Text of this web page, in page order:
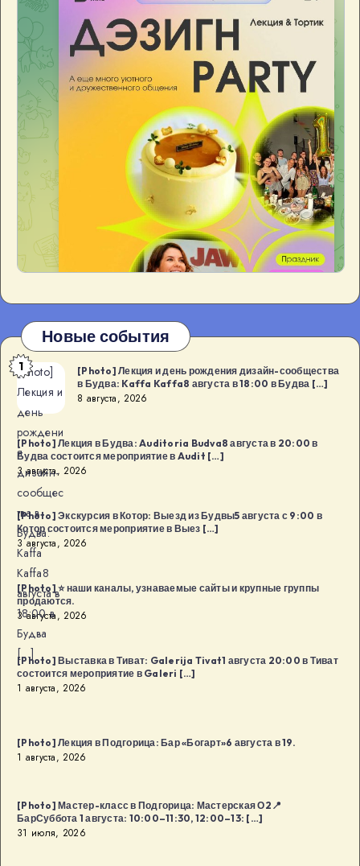
Новые события
[Photo]
Лекция и
день
рождени
я
дизайн-
сообщес
тва в
Будва:
Kaffa
Kaffa8
августа в
18:00 в
Будва
[…]
1
[Photo] Лекция и день рождения дизайн-сообщества
в Будва: Kaffa Kaffa8 августа в 18:00 в Будва […]
8 августа, 2026
[Photo] Лекция в Будва: Auditoria Budva8 августа в 20:00 в
Будва состоится мероприятие в Audit […]
3 августа, 2026
[Photo] Экскурсия в Котор: Выезд из Будвы5 августа с 9:00 в
Котор состоится мероприятие в Выез […]
3 августа, 2026
[Photo] ⭐️ наши каналы, узнаваемые сайты и крупные группы
продаются.
3 августа, 2026
[Photo] Выставка в Тиват: Galerija Tivat1 августа 20:00 в Тиват
состоится мероприятие в Galeri […]
1 августа, 2026
[Photo] Лекция в Подгорица: Бар «Богарт»6 августа в 19.
1 августа, 2026
[Photo] Мастер-класс в Подгорица: Мастерская О2📍
БарСуббота 1 августа: 10:00–11:30, 12:00–13: […]
31 июля, 2026